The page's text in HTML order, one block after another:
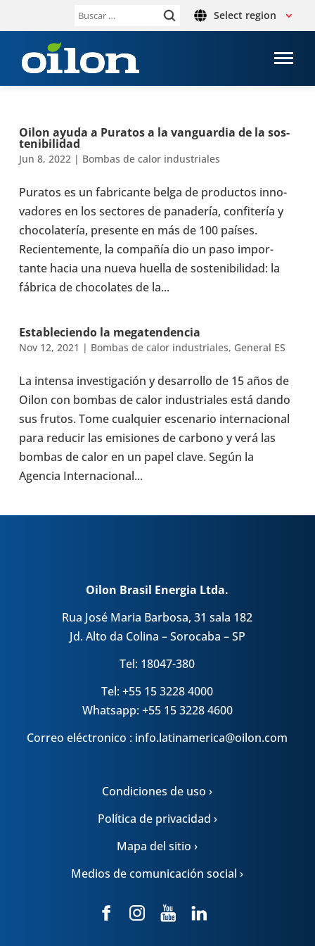
Buscar: Select region
Oilon ayuda a Puratos a la van­guar­dia de la sos­
te­ni­bi­li­dad
Jun 8, 2022| Bombas de calor indus­tria­les
Puratos es un fabri­cante belga de pro­duc­tos inno­
va­do­res en los sec­to­res de pana­de­ría, con­fi­te­ría y
cho­co­la­te­ría, pre­sente en más de 100 países.
Recien­te­mente, la com­pa­ñía dio un paso impor­
tante hacia una nueva huella de sos­te­ni­bi­li­dad: la
fábrica de cho­co­la­tes de la...
Esta­ble­ciendo la mega­ten­den­cia
Nov 12, 2021 | Bombas de calor indus­tria­les, General ES
La intensa inves­ti­ga­ción y desa­rro­llo de 15 años de
Oilon con bombas de calor indus­tria­les está dando
sus frutos. Tome cual­quier esce­na­rio inter­na­cio­nal
para reducir las emi­sio­nes de carbono y verá las
bombas de calor en un papel clave. Según la
Agencia Inter­na­cio­nal...
Oilon Brasil Energia Ltda.
Rua José Maria Barbosa, 31 sala 182
Jd. Alto da Colina – Sorocaba – SP
Tel: 18047-380
Tel: +55 15 3228 4000
Whatsapp: +55 15 3228 4600
Correo eléctronico : info.latinamerica@oilon.com
Condiciones de uso ›
Política de privacidad ›
Mapa del sitio ›
Medios de comunicación social ›